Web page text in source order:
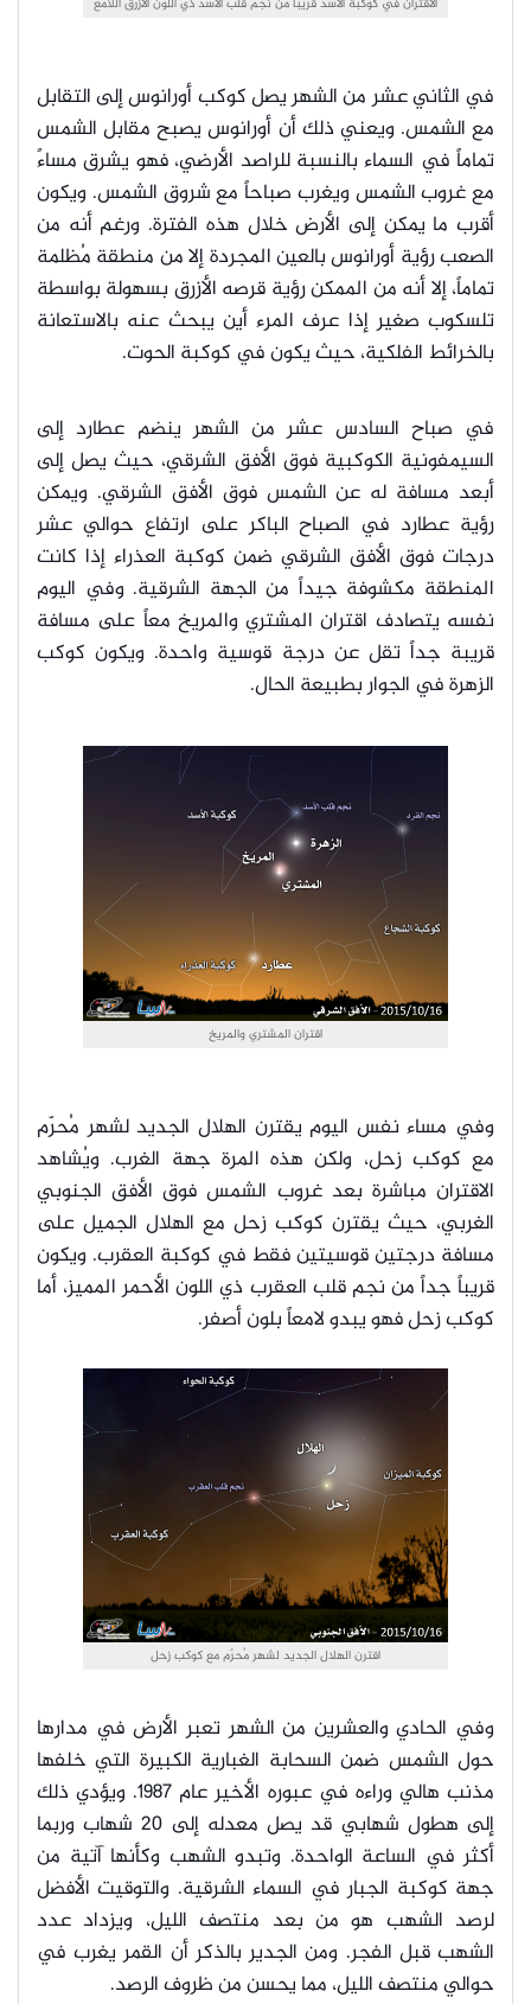
الاقتران في كوكبة الأسد قريباً من نجم قلب الأسد ذي اللون الأزرق اللامع
في الثاني عشر من الشهر يصل كوكب أورانوس إلى التقابل
مع الشمس. ويعني ذلك أن أورانوس يصبح مقابل الشمس
تماماً في السماء بالنسبة للراصد الأرضي، فهو يشرق مساءً
مع غروب الشمس ويغرب صباحاً مع شروق الشمس. ويكون
أقرب ما يمكن إلى الأرض خلال هذه الفترة. ورغم أنه من
الصعب رؤية أورانوس بالعين المجردة إلا من منطقة مُظلمة
تماماً، إلا أنه من الممكن رؤية قرصه الأزرق بسهولة بواسطة
تلسكوب صغير إذا عرف المرء أين يبحث عنه بالاستعانة
بالخرائط الفلكية، حيث يكون في كوكبة الحوت.
في صباح السادس عشر من الشهر ينضم عطارد إلى
السيمفونية الكوكبية فوق الأفق الشرقي، حيث يصل إلى
أبعد مسافة له عن الشمس فوق الأفق الشرقي. ويمكن
رؤية عطارد في الصباح الباكر على ارتفاع حوالي عشر
درجات فوق الأفق الشرقي ضمن كوكبة العذراء إذا كانت
المنطقة مكشوفة جيداً من الجهة الشرقية. وفي اليوم
نفسه يتصادف اقتران المشتري والمريخ معاً على مسافة
قريبة جداً تقل عن درجة قوسية واحدة. ويكون كوكب
الزهرة في الجوار بطبيعة الحال.
اقتران المشتري والمريخ
وفي مساء نفس اليوم يقترن الهلال الجديد لشهر مُحرّم
مع كوكب زحل، ولكن هذه المرة جهة الغرب. ويُشاهد
الاقتران مباشرة بعد غروب الشمس فوق الأفق الجنوبي
الغربي، حيث يقترن كوكب زحل مع الهلال الجميل على
مسافة درجتين قوسيتين فقط في كوكبة العقرب. ويكون
قريباً جداً من نجم قلب العقرب ذي اللون الأحمر المميز، أما
كوكب زحل فهو يبدو لامعاً بلون أصفر.
اقترن الهلال الجديد لشهر مُحرّم مع كوكب زحل
وفي الحادي والعشرين من الشهر تعبر الأرض في مدارها
حول الشمس ضمن السحابة الغبارية الكبيرة التي خلفها
مذنب هالي وراءه في عبوره الأخير عام 1987. ويؤدي ذلك
إلى هطول شهابي قد يصل معدله إلى 20 شهاب وربما
أكثر في الساعة الواحدة. وتبدو الشهب وكأنها آتية من
جهة كوكبة الجبار في السماء الشرقية. والتوقيت الأفضل
لرصد الشهب هو من بعد منتصف الليل، ويزداد عدد
الشهب قبل الفجر. ومن الجدير بالذكر أن القمر يغرب في
حوالي منتصف الليل، مما يحسن من ظروف الرصد.